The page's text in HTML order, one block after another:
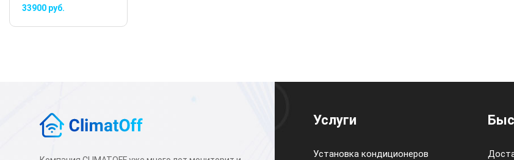
33900 руб.
Услуги
Установка кондиционеров